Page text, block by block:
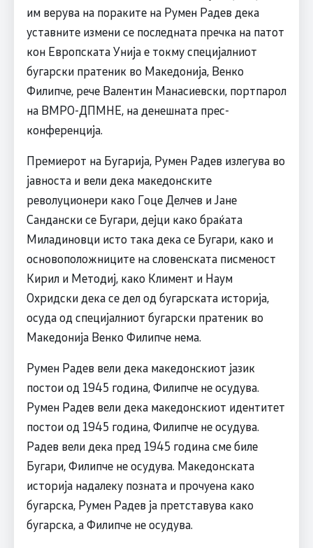
им верува на пораките на Румен Радев дека
уставните измени се последната пречка на патот
кон Европската Унија е токму специјалниот
бугарски пратеник во Македонија, Венко
Филипче, рече Валентин Манасиевски, портпарол
на ВМРО-ДПМНЕ, на денешната прес-
конференција.
Премиерот на Бугарија, Румен Радев излегува во
јавноста и вели дека македонските
револуционери како Гоце Делчев и Јане
Сандански се Бугари, дејци како браќата
Миладиновци исто така дека се Бугари, како и
основоположниците на словенската писменост
Кирил и Методиј, како Климент и Наум
Охридски дека се дел од бугарската историја,
осуда од специјалниот бугарски пратеник во
Македонија Венко Филипче нема.
Румен Радев вели дека македонскиот јазик
постои од 1945 година, Филипче не осудува.
Румен Радев вели дека македонскиот идентитет
постои од 1945 година, Филипче не осудува.
Радев вели дека пред 1945 година сме биле
Бугари, Филипче не осудува. Македонската
историја надалеку позната и прочуена како
бугарска, Румен Радев ја претставува како
бугарска, а Филипче не осудува.